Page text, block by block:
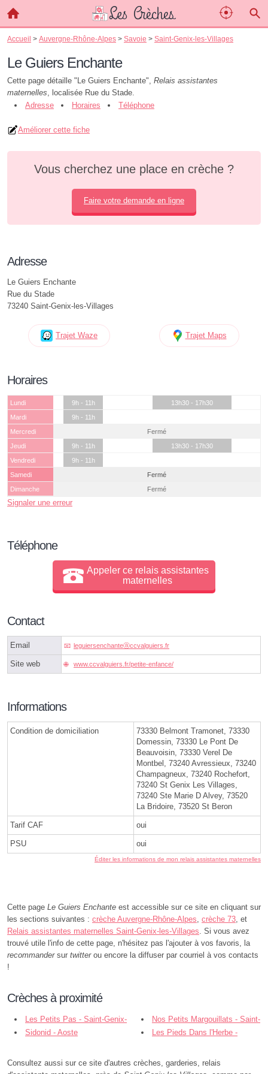
Accueil > Auvergne-Rhône-Alpes > Savoie > Saint-Genix-les-Villages
Le Guiers Enchante
Cette page détaille "Le Guiers Enchante", Relais assistantes
maternelles, localisée Rue du Stade.
Adresse
Horaires Téléphone
Améliorer cette fiche
Vous cherchez une place en crèche ?
Faire votre demande en ligne
Adresse
Le Guiers Enchante
Rue du Stade
73240 Saint-Genix-les-Villages
Trajet Waze Trajet Maps
Horaires
Lundi 9h - 11h
13h30 - 17h30
Mardi
9h - 11h
Mercredi
Fermé
Jeudi
9h - 11h
13h30 - 17h30
Vendredi
9h - 11h
Samedi
Fermé
Dimanche
Fermé
Signaler une erreur
Téléphone
Appeler ce relais assistantes
maternelles
Contact
Email leguiersenchanteⓐccvalguiers.fr
Site web www.ccvalguiers.fr/petite-enfance/
Informations
Condition de domiciliation
73330 Belmont Tramonet, 73330
Domessin, 73330 Le Pont De
Beauvoisin, 73330 Verel De
Montbel, 73240 Avressieux, 73240
Champagneux, 73240 Rochefort,
73240 St Genix Les Villages,
73240 Ste Marie D Alvey, 73520
La Bridoire, 73520 St Beron
Tarif CAF oui
PSU oui
Éditer les informations de mon relais assistantes maternelles
Cette page Le Guiers Enchante est accessible sur ce site en cliquant sur
les sections suivantes : crèche Auvergne-Rhône-Alpes, crèche 73, et
Relais assistantes maternelles Saint-Genix-les-Villages. Si vous avez
trouvé utile l'info de cette page, n'hésitez pas l'ajouter à vos favoris, la
recommandersur twitterou encore la diffuser par courriel à vos contacts
!
Crèches à proximité
Les Petits Pas - Saint-Genix-
les-Villages
Nos Petits Margouillats - Saint-
Genix-les-Villages
Sidonid - Aoste
Les Pieds Dans l'Herbe -
Consultez aussi sur ce site d'autres crèches, garderies, relais